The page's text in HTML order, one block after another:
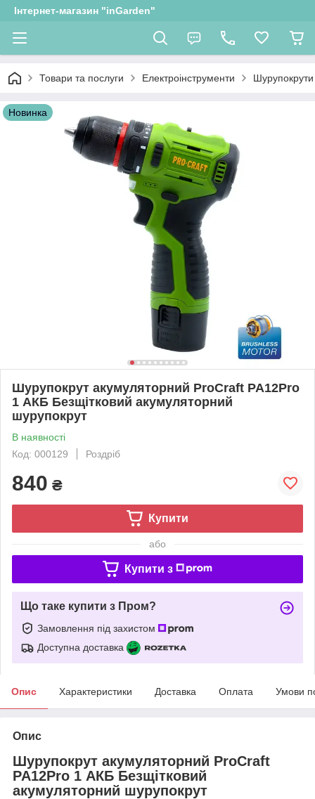
Інтернет-магазин "inGarden"
Товари та послуги Електроінструменти Шурупокрути
Новинка
Шурупокрут акумуляторний ProCraft PA12Pro
1 АКБ Безщітковий акумуляторний
шурупокрут
В наявності
Код: 000129
Роздріб
840 ₴
Купити
або
Купити з
Що таке купити з Пром?
Замовлення під захистом
Доступна доставка
Опис Характеристики Доставка Оплата Умови
Опис
Шурупокрут акумуляторний ProCraft
PA12Pro 1 АКБ Безщітковий
акумуляторний шурупокрут